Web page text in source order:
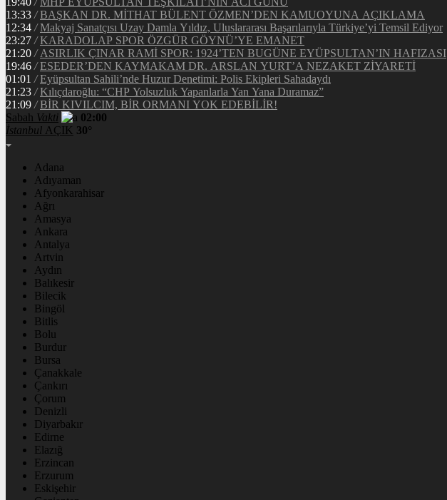
13:33 / BAŞKAN DR. MİTHAT BÜLENT ÖZMEN’DEN KAMUOYUNA AÇIKLAMA
12:34 / Makyaj Sanatçısı Uzay Damla Yıldız, Uluslararası Başarılarıyla Türkiye’yi Temsil Ediyor
23:27 / KARADOLAP SPOR ÖZGÜR GÖYNÜ’YE EMANET
21:20 / ASIRLIK ÇINAR RAMİ SPOR: 1924’TEN BUGÜNE EYÜPSULTAN’IN HAFIZASI
19:46 / ESEDER’DEN KAYMAKAM DR. ARSLAN YURT’A NEZAKET ZİYARETİ
01:01 / Eyüpsultan Sahili’nde Huzur Denetimi: Polis Ekipleri Sahadaydı
21:23 / Kılıçdaroğlu: “CHP Yolsuzluk Yapanlarla Yan Yana Duramaz”
21:09 / BİR KIVILCIM, BİR ORMANI YOK EDEBİLİR!
Sabah Vakti
02:00
İstanbul AÇIK 30°
Adana
Adıyaman
Afyonkarahisar
Ağrı
Amasya
Ankara
Antalya
Artvin
Aydın
Balıkesir
Bilecik
Bingöl
Bitlis
Bolu
Burdur
Bursa
Çanakkale
Çankırı
Çorum
Denizli
Diyarbakır
Edirne
Elazığ
Erzincan
Erzurum
Eskişehir